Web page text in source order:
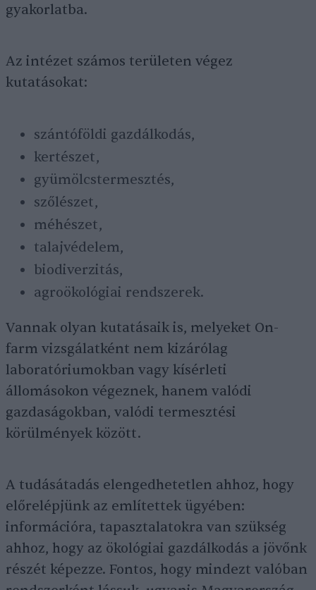
gyakorlatba.
Az intézet számos területen végez
kutatásokat:
szántóföldi gazdálkodás,
kertészet,
gyümölcstermesztés,
szőlészet,
méhészet,
talajvédelem,
biodiverzitás,
agroökológiai rendszerek.
Vannak olyan kutatásaik is, melyeket On-
farm vizsgálatként nem kizárólag
laboratóriumokban vagy kísérleti
állomásokon végeznek, hanem valódi
gazdaságokban, valódi termesztési
körülmények között.
A tudásátadás elengedhetetlen ahhoz, hogy
előrelépjünk az említettek ügyében:
információra, tapasztalatokra van szükség
ahhoz, hogy az ökológiai gazdálkodás a jövőnk
részét képezze. Fontos, hogy mindezt valóban